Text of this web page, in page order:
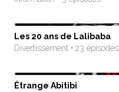
Les 20 ans de Lalibaba
Divertissement • 23 épisodes
Étrange Abitibi